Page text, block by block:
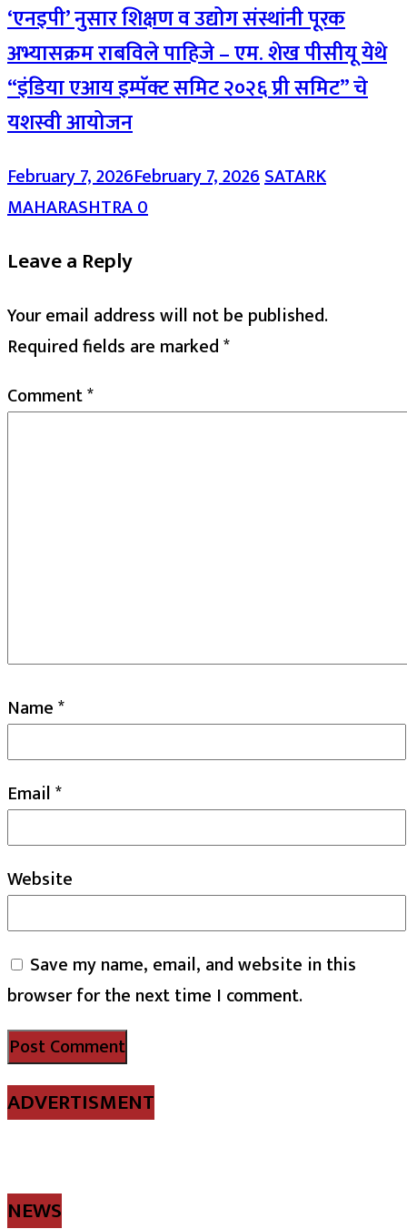
‘एनइपी’ नुसार शिक्षण व उद्योग संस्थांनी पूरक
अभ्यासक्रम राबविले पाहिजे – एम. शेख पीसीयू येथे
“इंडिया एआय इम्पॅक्ट समिट २०२६ प्री समिट” चे
यशस्वी आयोजन
February 7, 2026February 7, 2026SATARK
MAHARASHTRA0
Leave a Reply
Your email address will not be published.
Required fields are marked*
Comment*
Name*
Email*
Website
Save my name, email, and website in this
browser for the next time I comment.
ADVERTISMENT
NEWS